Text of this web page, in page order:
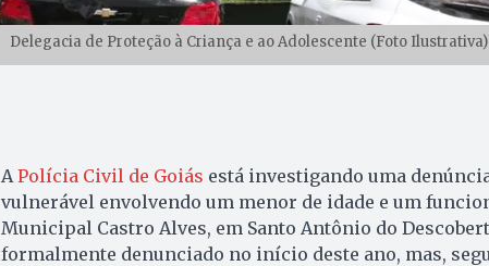
Delegacia de Proteção à Criança e ao Adolescente (Foto Ilustrativa)
A Polícia Civil de Goiás está investigando uma
vulnerável envolvendo um menor de idade e um
Municipal Castro Alves, em Santo Antônio do
formalmente denunciado no início deste ano, mas,